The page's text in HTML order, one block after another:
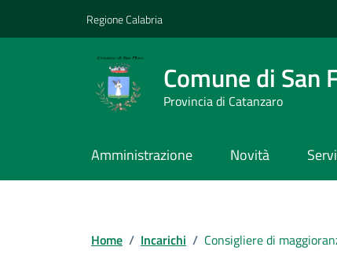
Regione Calabria
Comune di San
Provincia di Catanzaro
Amministrazione Novità
Home / Incarichi / Consigliere di